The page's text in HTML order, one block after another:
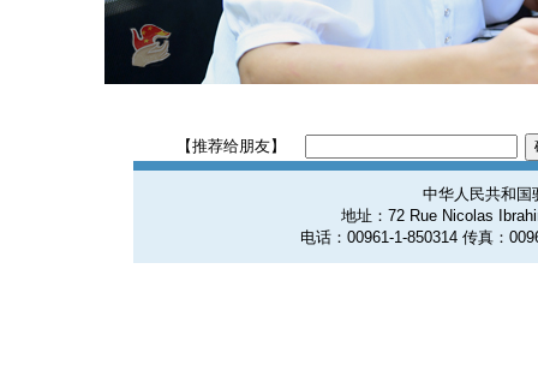
【推荐给朋友】
中华人民共和国
地址：72 Rue Nicolas
电话：00961-1-850314 传真：